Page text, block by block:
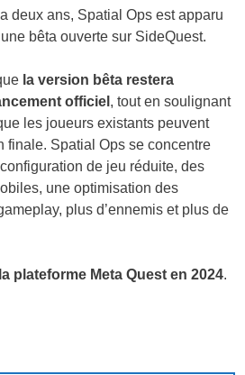
deux ans, Spatial Ops est apparu
bêta ouverte sur SideQuest.
la version bêta restera
officiel , tout en soulignant
les joueurs existants peuvent
finale. Spatial Ops se concentre
de jeu réduite, des
une optimisation des
plus d’ennemis et plus de
plateforme Meta Quest en 2024.